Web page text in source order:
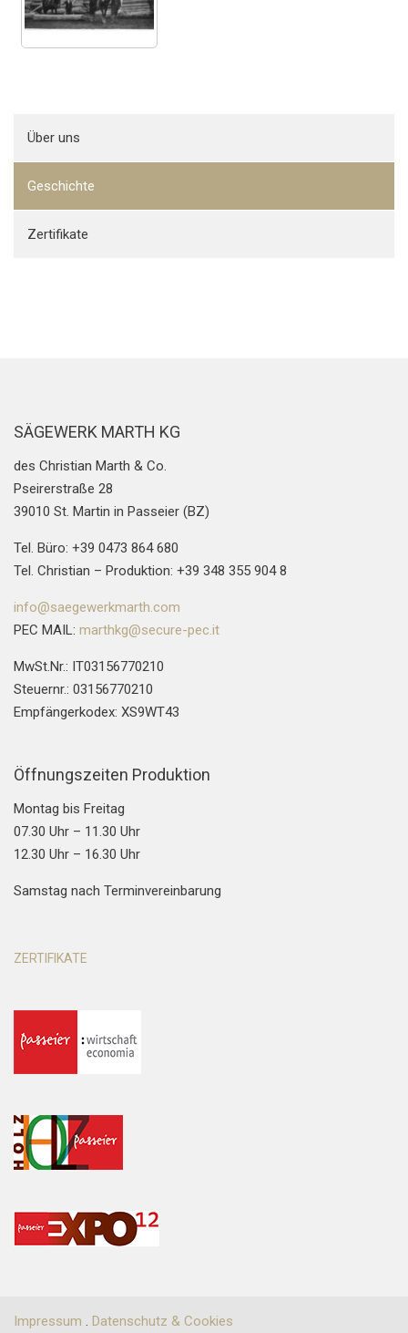
Über uns
Geschichte
Zertifikate
SÄGEWERK MARTH KG
des Christian Marth & Co.
Pseirerstraße 28
39010 St. Martin in Passeier (BZ)
Tel. Büro: +39 0473 864 680
Tel. Christian – Produktion: +39 348 355 904 8
info@saegewerkmarth.com
PEC MAIL: marthkg@secure-pec.it
MwSt.Nr.: IT03156770210
Steuernr.: 03156770210
Empfängerkodex: XS9WT43
Öffnungszeiten Produktion
Montag bis Freitag
07.30 Uhr – 11.30 Uhr
12.30 Uhr – 16.30 Uhr
Samstag nach Terminvereinbarung
ZERTIFIKATE
Impressum . Datenschutz & Cookies